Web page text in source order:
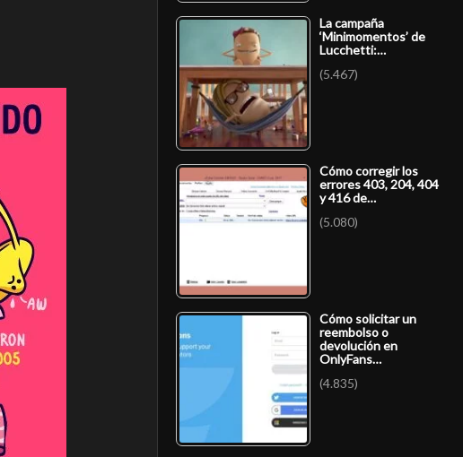
La campaña
‘Minimomentos’ de
Lucchetti:…
(5.467)
Cómo corregir los
errores 403, 204, 404
y 416 de…
(5.080)
Cómo solicitar un
reembolso o
devolución en
OnlyFans…
(4.835)